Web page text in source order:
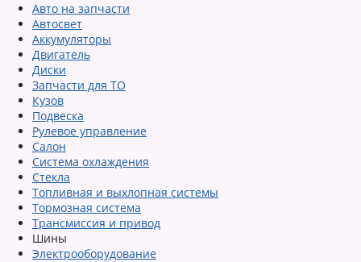
Авто на запчасти
Автосвет
Аккумуляторы
Двигатель
Диски
Запчасти для ТО
Кузов
Подвеска
Рулевое управление
Салон
Система охлаждения
Стекла
Топливная и выхлопная системы
Тормозная система
Трансмиссия и привод
Шины
Электрооборудование